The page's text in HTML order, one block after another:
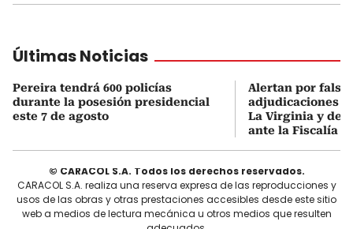
Últimas Noticias
Pereira tendrá 600 policías
durante la posesión presidencial
este 7 de agosto
Alertan por
adjudicaciones
La Virginia y
ante la Fiscalía
© CARACOL S.A. Todos los derechos reservados.
CARACOL S.A. realiza una reserva expresa de las reproducciones y
usos de las obras y otras prestaciones accesibles desde este sitio
web a medios de lectura mecánica u otros medios que resulten